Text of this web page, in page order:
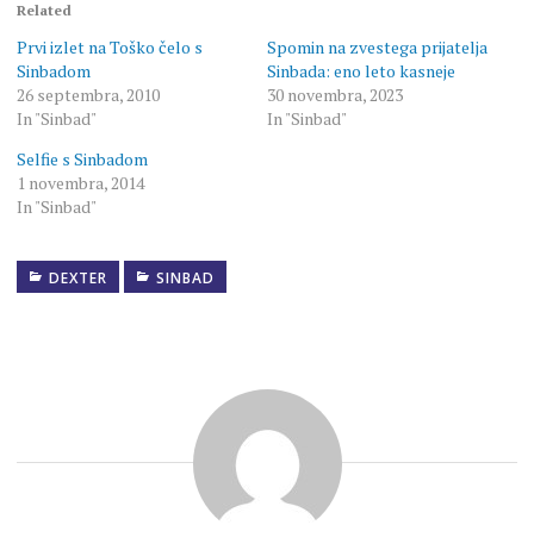
Related
Prvi izlet na Toško čelo s
Sinbadom
26 septembra, 2010
In "Sinbad"
Spomin na zvestega prijatelja
Sinbada: eno leto kasneje
30 novembra, 2023
In "Sinbad"
Selfie s Sinbadom
1 novembra, 2014
In "Sinbad"
DEXTER SINBAD